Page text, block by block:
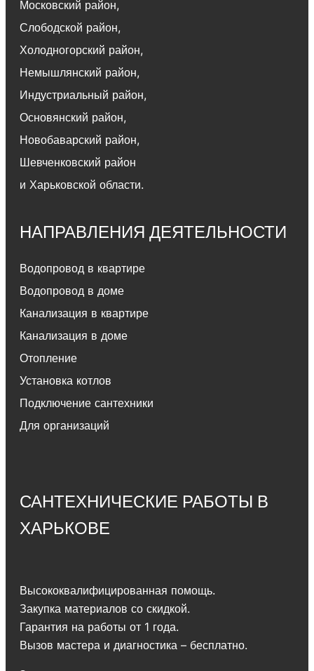
Московский район,
Слободской район,
Холодногорский район,
Немышлянский район,
Индустриальный район,
Основянский район,
Новобаварский район,
Шевченковский район
и Харьковской области.
НАПРАВЛЕНИЯ ДЕЯТЕЛЬНОСТИ
Водопровод в квартире
Водопровод в доме
Канализация в квартире
Канализация в доме
Отопление
Установка котлов
Подключение сантехники
Для организаций
САНТЕХНИЧЕСКИЕ РАБОТЫ В
ХАРЬКОВЕ
Высококвалифицированная помощь.
Закупка материалов со скидкой.
Гарантия на работы от 1 года.
Вызов мастера и диагностика – бесплатно.